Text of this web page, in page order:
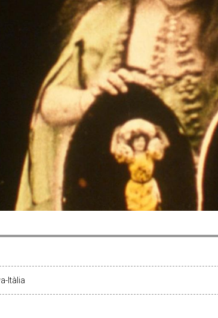
Itàlia